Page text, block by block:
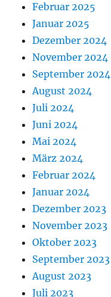
Februar 2025
Januar 2025
Dezember 2024
November 2024
September 2024
August 2024
Juli 2024
Juni 2024
Mai 2024
März 2024
Februar 2024
Januar 2024
Dezember 2023
November 2023
Oktober 2023
September 2023
August 2023
Juli 2023